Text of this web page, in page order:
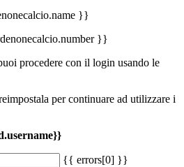
}}
}}
procedere con il login usando le
per continuare ad utilizzare i
{{ errors[0] }}